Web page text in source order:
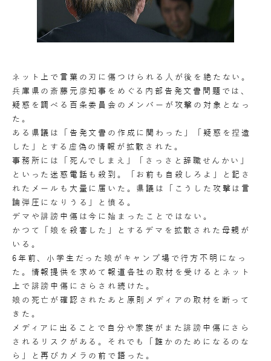
ネット上で言葉の刃に傷つけられる人が後を絶たない。
兵庫県の斎藤元彦知事をめぐる内部告発文書問題では、
疑惑を調べる百条委員会のメンバーが攻撃の対象となっ
た。
ある県議は「告発文書の作成に関わった」「疑惑を捏造
した」とする虚偽の情報が拡散された。
事務所には「死んでしまえ」「さっさと辞職せんかい」
といった迷惑電話も殺到。「お前も自殺しろよ」と記さ
れたメールも大量に届いた。県議は「こうした攻撃は言
論弾圧になりうる」と憤る。
デマや誹謗中傷は今に始まったことではない。
かつて「娘を殺害した」とするデマを拡散された母親が
いる。
6年前、小学生だった娘がキャンプ場で行方不明になっ
た。情報提供を求めて報道各社の取材を受けるとネット
上で誹謗中傷にさらされ続けた。
娘の死亡が確認されたあと原則メディアの取材を断って
きた。
メディアに出ることで自分や家族がまた誹謗中傷にさら
されるリスクがある。それでも「誰かのためになるのな
ら」と再びカメラの前で語った。